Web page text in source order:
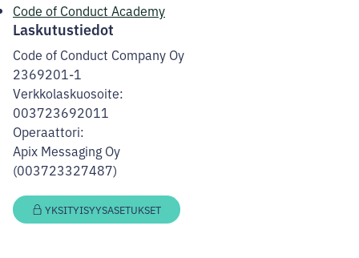
Code of Conduct Academy
Laskutustiedot
Code of Conduct Company Oy
2369201-1
Verkkolaskuosoite:
003723692011
Operaattori:
Apix Messaging Oy
(003723327487)
YKSITYISYYSASETUKSET